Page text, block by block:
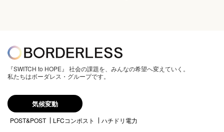
『SWITCH to HOPE』 社会の課題を、みんなの希望へ変えていく。
私たちはボーダレス・グループです。
気候変動
POST&POST LFCコンポスト ハチドリ電力